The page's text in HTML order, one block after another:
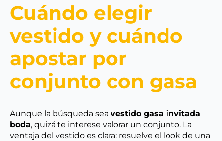
Cuándo elegir
vestido y cuándo
apostar por
conjunto con gasa
Aunque la búsqueda sea vestido gasa invitada
boda, quizá te interese valorar un conjunto. La
ventaja del vestido es clara: resuelve el look de una